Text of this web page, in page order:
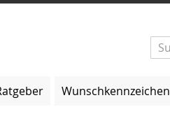
Wunschkennzeichen